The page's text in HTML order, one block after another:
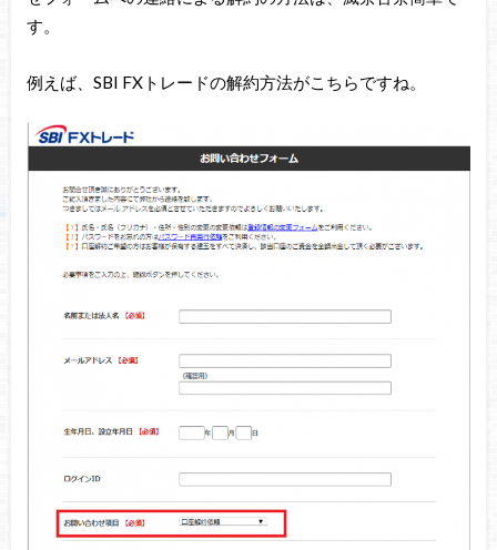
す。
例えば、SBI FXトレードの解約方法がこちらですね。